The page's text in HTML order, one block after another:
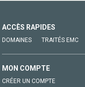
ACCÈS RAPIDES
DOMAINES TRAITÉS EMC
MON COMPTE
CRÉER UN COMPTE